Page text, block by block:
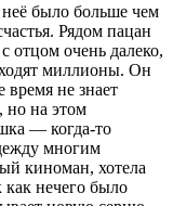
было больше чем
Рядом пацан
отцом очень далеко,
миллионы. Он
время не знает
но на этом
— когда-то
многим
киноман, хотела
как нечего было